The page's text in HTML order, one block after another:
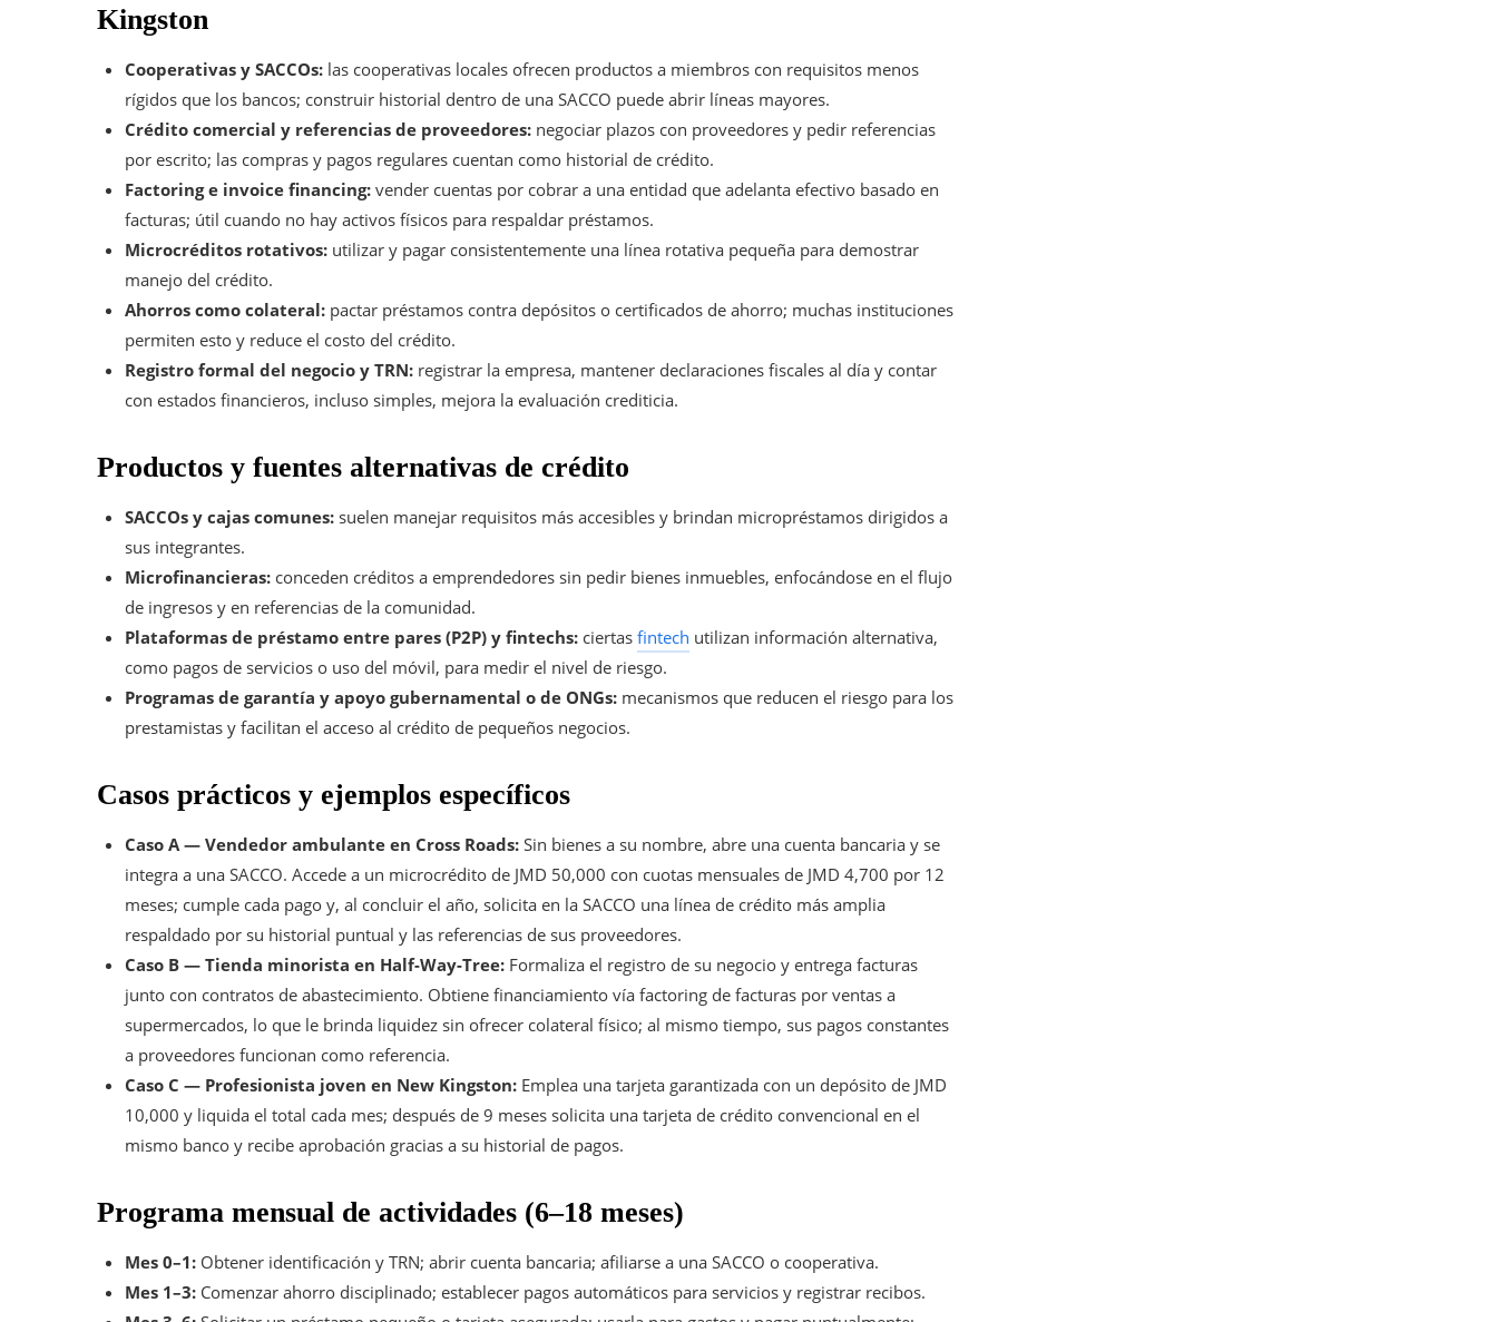
Kingston
Cooperativas y SACCOs: las cooperativas locales ofrecen productos a miembros con requisitos menos
rígidos que los bancos; construir historial dentro de una SACCO puede abrir líneas mayores.
Crédito comercial y referencias de proveedores: negociar plazos con proveedores y pedir referencias
por escrito; las compras y pagos regulares cuentan como historial de crédito.
Factoring e invoice financing: vender cuentas por cobrar a una entidad que adelanta efectivo basado en
facturas; útil cuando no hay activos físicos para respaldar préstamos.
Microcréditos rotativos: utilizar y pagar consistentemente una línea rotativa pequeña para demostrar
manejo del crédito.
Ahorros como colateral: pactar préstamos contra depósitos o certificados de ahorro; muchas instituciones
permiten esto y reduce el costo del crédito.
Registro formal del negocio y TRN: registrar la empresa, mantener declaraciones fiscales al día y contar
con estados financieros, incluso simples, mejora la evaluación crediticia.
Productos y fuentes alternativas de crédito
SACCOs y cajas comunes: suelen manejar requisitos más accesibles y brindan micropréstamos dirigidos a
sus integrantes.
Microfinancieras: conceden créditos a emprendedores sin pedir bienes inmuebles, enfocándose en el flujo
de ingresos y en referencias de la comunidad.
Plataformas de préstamo entre pares (P2P) y fintechs: ciertas fintech utilizan información alternativa,
como pagos de servicios o uso del móvil, para medir el nivel de riesgo.
Programas de garantía y apoyo gubernamental o de ONGs: mecanismos que reducen el riesgo para los
prestamistas y facilitan el acceso al crédito de pequeños negocios.
Casos prácticos y ejemplos específicos
Caso A — Vendedor ambulante en Cross Roads: Sin bienes a su nombre, abre una cuenta bancaria y se
integra a una SACCO. Accede a un microcrédito de JMD 50,000 con cuotas mensuales de JMD 4,700 por 12
meses; cumple cada pago y, al concluir el año, solicita en la SACCO una línea de crédito más amplia
respaldado por su historial puntual y las referencias de sus proveedores.
Caso B — Tienda minorista en Half-Way-Tree: Formaliza el registro de su negocio y entrega facturas
junto con contratos de abastecimiento. Obtiene financiamiento vía factoring de facturas por ventas a
supermercados, lo que le brinda liquidez sin ofrecer colateral físico; al mismo tiempo, sus pagos constantes
a proveedores funcionan como referencia.
Caso C — Profesionista joven en New Kingston: Emplea una tarjeta garantizada con un depósito de JMD
10,000 y liquida el total cada mes; después de 9 meses solicita una tarjeta de crédito convencional en el
mismo banco y recibe aprobación gracias a su historial de pagos.
Programa mensual de actividades (6–18 meses)
Mes 0–1: Obtener identificación y TRN; abrir cuenta bancaria; afiliarse a una SACCO o cooperativa.
Mes 1–3: Comenzar ahorro disciplinado; establecer pagos automáticos para servicios y registrar recibos.